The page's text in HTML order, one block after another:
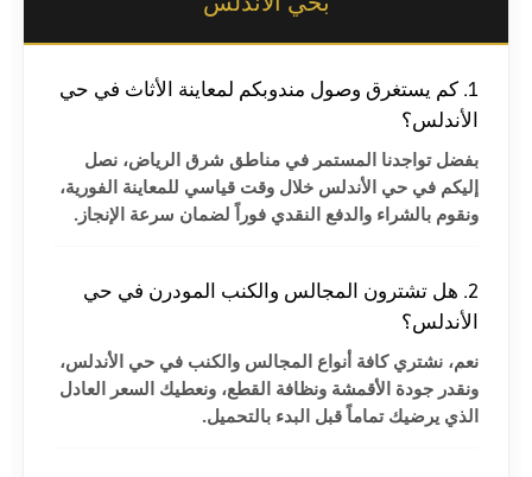
1. كم يستغرق وصول مندوبكم لمعاينة الأثاث في حي
الأندلس؟
بفضل تواجدنا المستمر في مناطق شرق الرياض، نصل
إليكم في حي الأندلس خلال وقت قياسي للمعاينة الفورية،
ونقوم بالشراء والدفع النقدي فوراً لضمان سرعة الإنجاز.
2. هل تشترون المجالس والكنب المودرن في حي
الأندلس؟
نعم، نشتري كافة أنواع المجالس والكنب في حي الأندلس،
ونقدر جودة الأقمشة ونظافة القطع، ونعطيك السعر العادل
الذي يرضيك تماماً قبل البدء بالتحميل.